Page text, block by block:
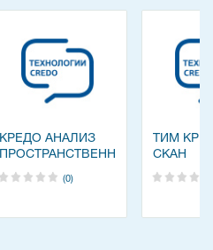
КРЕДО АНАЛИЗ
ПРОСТРАНСТВЕННЫХ
ДАННЫХ
(0)
ТИМ
СКАН